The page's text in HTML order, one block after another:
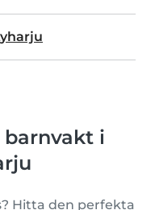
i
Hitta den perfekta